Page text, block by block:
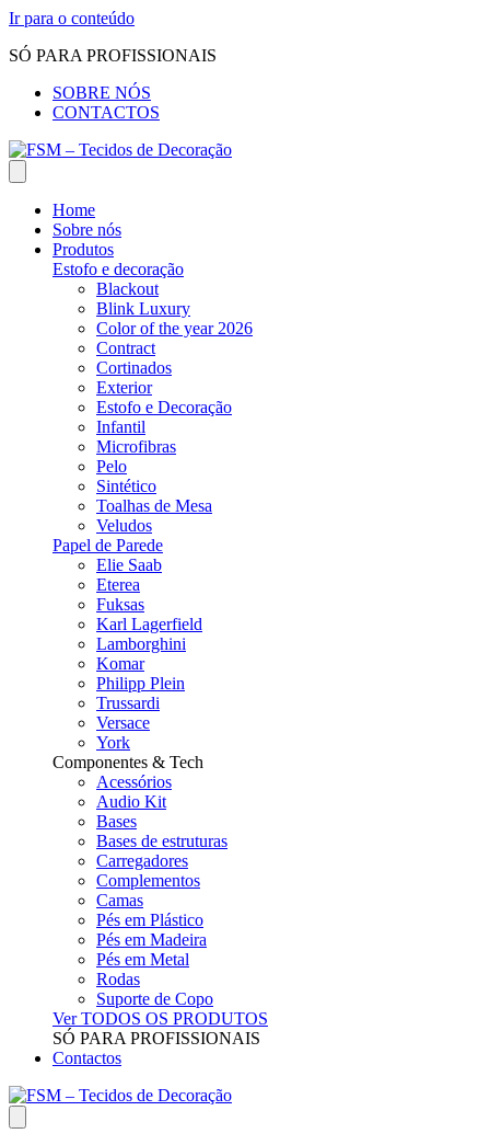
Ir para o conteúdo
SÓ PARA PROFISSIONAIS
SOBRE NÓS
CONTACTOS
Home
Sobre nós
Produtos
Estofo e decoração
Blackout
Blink Luxury
Color of the year 2026
Contract
Cortinados
Exterior
Estofo e Decoração
Infantil
Microfibras
Pelo
Sintético
Toalhas de Mesa
Veludos
Papel de Parede
Elie Saab
Eterea
Fuksas
Karl Lagerfield
Lamborghini
Komar
Philipp Plein
Trussardi
Versace
York
Componentes & Tech
Acessórios
Audio Kit
Bases
Bases de estruturas
Carregadores
Complementos
Camas
Pés em Plástico
Pés em Madeira
Pés em Metal
Rodas
Suporte de Copo
Ver TODOS OS PRODUTOS
SÓ PARA PROFISSIONAIS
Contactos